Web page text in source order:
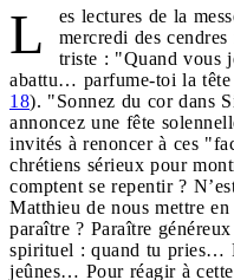
L
es lectures de la
mercredi des
triste : "Quand vous
abattu… parfume-toi la
18). "Sonnez du cor dans
annoncez une fête
invités à renoncer à ces
chrétiens sérieux pour
comptent se repentir ?
Matthieu de nous mettre
paraître ? Paraître
spirituel : quand tu pries…
jeûnes… Pour réagir à